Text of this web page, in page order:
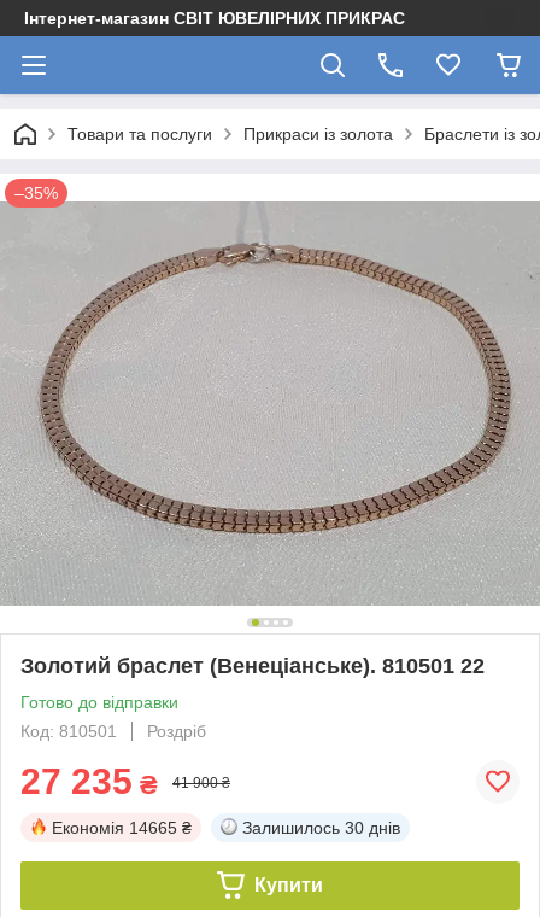
Інтернет-магазин СВІТ ЮВЕЛІРНИХ ПРИКРАС
Товари та послуги Прикраси із золота Браслети із
–35%
Золотий браслет (Венеціанське). 810501 22
Готово до відправки
Код: 810501
Роздріб
27 235 ₴ 41 900 ₴
Економія 14665 ₴ Залишилось 30 днів
Купити